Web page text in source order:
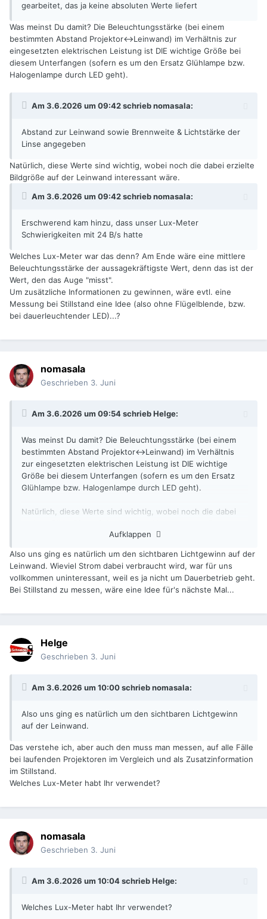
gearbeitet, das ja keine absoluten Werte liefert
Was meinst Du damit? Die Beleuchtungsstärke (bei einem
bestimmten Abstand Projektor<->Leinwand) im Verhältnis zur
eingesetzten elektrischen Leistung ist DIE wichtige Größe bei
diesem Unterfangen (sofern es um den Ersatz Glühlampe bzw.
Halogenlampe durch LED geht).
Am 3.6.2026 um 09:42 schriebnomasala:
Abstand zur Leinwand sowie Brennweite & Lichtstärke der
Linse angegeben
Natürlich, diese Werte sind wichtig, wobei noch die dabei erzielte
Bildgröße auf der Leinwand interessant wäre.
Am 3.6.2026 um 09:42 schriebnomasala:
Erschwerend kam hinzu, dass unser Lux-Meter
Schwierigkeiten mit 24 B/s hatte
Welches Lux-Meter war das denn? Am Ende wäre eine mittlere
Beleuchtungsstärke der aussagekräftigste Wert, denn das ist der
Wert, den das Auge "misst".
Um zusätzliche Informationen zu gewinnen, wäre evtl. eine
Messung bei Stillstand eine Idee (also ohne Flügelblende, bzw.
bei dauerleuchtender LED)...?
nomasala
Geschrieben 3. Juni
Am 3.6.2026 um 09:54 schriebHelge:
Was meinst Du damit? Die Beleuchtungsstärke (bei einem
bestimmten Abstand Projektor<->Leinwand) im Verhältnis
zur eingesetzten elektrischen Leistung ist DIE wichtige
Größe bei diesem Unterfangen (sofern es um den Ersatz
Glühlampe bzw. Halogenlampe durch LED geht).
Natürlich, diese Werte sind wichtig, wobei noch die dabei
Welches Lux-Meter war das denn? Am Ende wäre eine
denn das ist der Wert, den das Auge "misst".
Um zusätzliche Informationen zu gewinnen, wäre evtl. eine
Messung bei Stillstand eine Idee (also ohne Flügelblende,
bzw. bei dauerleuchtender LED)...?
Aufklappen
Also uns ging es natürlich um den sichtbaren Lichtgewinn auf der
Leinwand. Wieviel Strom dabei verbraucht wird, war für uns
vollkommen uninteressant, weil es ja nicht um Dauerbetrieb geht.
Bei Stillstand zu messen, wäre eine Idee für's nächste Mal...
Helge
Geschrieben 3. Juni
Am 3.6.2026 um 10:00 schriebnomasala:
Also uns ging es natürlich um den sichtbaren Lichtgewinn
auf der Leinwand.
Das verstehe ich, aber auch den muss man messen, auf alle Fälle
bei laufenden Projektoren im Vergleich und als Zusatzinformation
im Stillstand.
Welches Lux-Meter habt Ihr verwendet?
nomasala
Geschrieben 3. Juni
Am 3.6.2026 um 10:04 schriebHelge:
Welches Lux-Meter habt Ihr verwendet?